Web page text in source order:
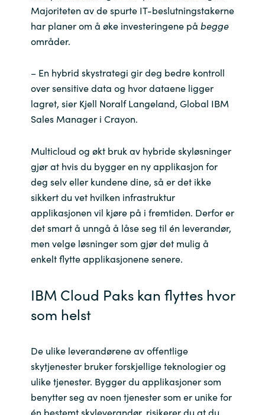
Portugal
Romania
Serbia
Slovenia
Singapore
Spain
Sri Lanka
Switzerland
United Kingdom
United States
Majoriteten av de spurte IT-beslutningstakerne
har planer om å øke investeringene på begge
områder.
– En hybrid skystrategi gir deg bedre kontroll
over sensitive data og hvor dataene ligger
lagret, sier Kjell Noralf Langeland, Global IBM
Sales Manager i Crayon.
Multicloud og økt bruk av hybride skyløsninger
gjør at hvis du bygger en ny applikasjon for
deg selv eller kundene dine, så er det ikke
sikkert du vet hvilken infrastruktur
applikasjonen vil kjøre på i fremtiden. Derfor er
det smart å unngå å låse seg til én leverandør,
men velge løsninger som gjør det mulig å
enkelt flytte applikasjonene senere.
IBM Cloud Paks kan flyttes hvor
som helst
De ulike leverandørene av offentlige
skytjenester bruker forskjellige teknologier og
ulike tjenester. Bygger du applikasjoner som
benytter seg av noen tjenester som er unike for
én bestemt skyleverandør, risikerer du at du